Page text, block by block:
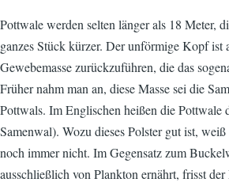
Pottwale werden selten länger als 18 Meter,
ganzes Stück kürzer. Der unförmige Kopf ist
Gewebemasse zurückzuführen, die das
Früher nahm man an, diese Masse sei die
Pottwals. Im Englischen heißen die Pottwale
Samenwal). Wozu dieses Polster gut ist,
noch immer nicht. Im Gegensatz zum
ausschließlich von Plankton ernährt, frisst